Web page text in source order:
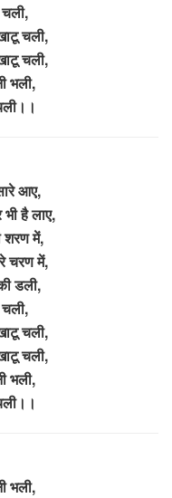
चली,
चली,
भली,
आए,
भी है लाए,
शरण में,
चरण में,
डली,
चली,
चली,
भली,
भली,